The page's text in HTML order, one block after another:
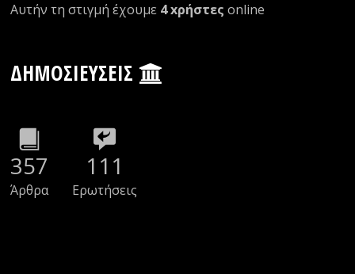
Αυτήν τη στιγμή έχουμε 4 xρήστες οnline
ΔΗΜΟΣΙΕΎΣΕΙΣ
357
Άρθρα
111
Ερωτήσεις